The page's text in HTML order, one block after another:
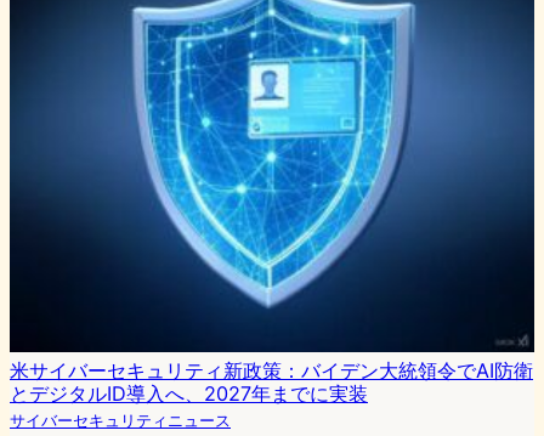
米サイバーセキュリティ新政策：バイデン大統領令でAI防衛
とデジタルID導入へ、2027年までに実装
サイバーセキュリティニュース